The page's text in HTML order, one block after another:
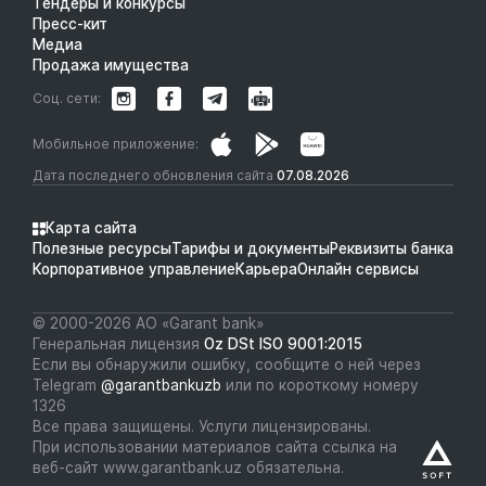
Тендеры и конкурсы
Пресс-кит
Медиа
Продажа имущества
Дата последнего обновления сайта 07.08.2026
Мобильное приложение:
Соц. сети:
Карта сайта
Полезные ресурсыТарифы и документыРеквизиты банка
Корпоративное управлениеКарьераОнлайн сервисы
© 2000-2026 АО «Garant bank»
Генеральная лицензия Oz DSt ISO 9001:2015
Если вы обнаружили ошибку, сообщите о ней через
Telegram @garantbankuzb или по короткому номеру
1326
Все права защищены. Услуги лицензированы.
При использовании материалов сайта ссылка на
веб-сайт www.garantbank.uz обязательна.